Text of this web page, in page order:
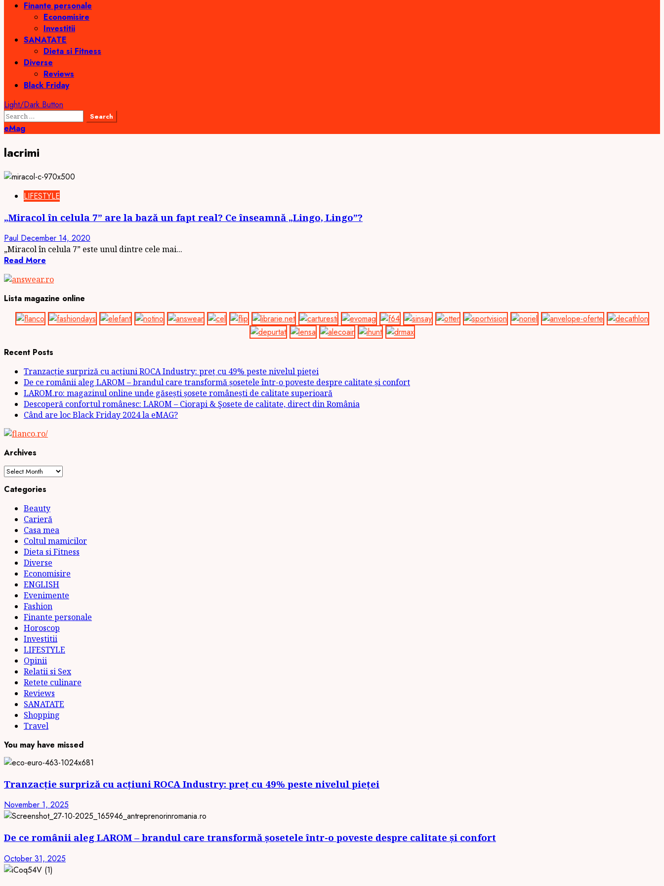
Finante personale
Economisire
Investitii
SANATATE
Dieta si Fitness
Diverse
Reviews
Black Friday
Light/Dark Button
Search
for:
eMag
lacrimi
LIFESTYLE
„Miracol în celula 7” are la bază un fapt real? Ce înseamnă „Lingo, Lingo”?
Paul December 14, 2020
„Miracol în celula 7” este unul dintre cele mai...
Read More
Lista magazine online
Recent Posts
Tranzacție surpriză cu acțiuni ROCA Industry: preț cu 49% peste nivelul pieței
De ce românii aleg LAROM – brandul care transformă șosetele într-o poveste despre calitate și confort
LAROM.ro: magazinul online unde găsești șosete românești de calitate superioară
Descoperă confortul românesc: LAROM – Ciorapi & Şosete de calitate, direct din România
Când are loc Black Friday 2024 la eMAG?
Archives
Archives
Categories
Beauty
Carieră
Casa mea
Coltul mamicilor
Dieta si Fitness
Diverse
Economisire
ENGLISH
Evenimente
Fashion
Finante personale
Horoscop
Investitii
LIFESTYLE
Opinii
Relatii si Sex
Retete culinare
Reviews
SANATATE
Shopping
Travel
You may have missed
Tranzacție surpriză cu acțiuni ROCA Industry: preț cu 49% peste nivelul pieței
November 1, 2025
De ce românii aleg LAROM – brandul care transformă șosetele într-o poveste despre calitate și confort
October 31, 2025